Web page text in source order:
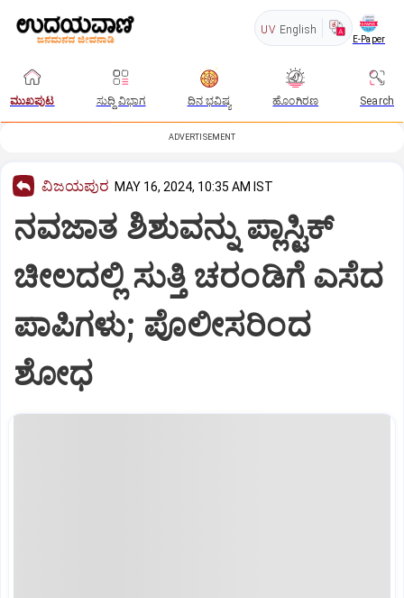
UV English
E-Paper
ಮುಖಪುಟ ಸುದ್ದಿ ವಿಭಾಗ ದಿನ ಭವಿಷ್ಯ ಹೊಂಗಿರಣ Search
ADVERTISEMENT
ವಿಜಯಪುರ MAY 16, 2024, 10:35 AM IST
ನವಜಾತ ಶಿಶುವನ್ನು ಪ್ಲಾಸ್ಟಿಕ್
ಚೀಲದಲ್ಲಿ ಸುತ್ತಿ ಚರಂಡಿಗೆ ಎಸೆದ
ಪಾಪಿಗಳು; ಪೊಲೀಸರಿಂದ
ಶೋಧ